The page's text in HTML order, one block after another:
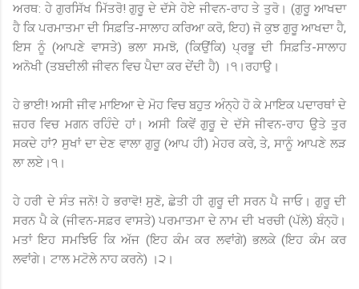
ਅਰਥ: ਹੇ ਗੁਰਸਿੱਖ ਮਿੱਤਰੋ! ਗੁਰੂ ਦੇ ਦੱਸੇ ਹੋਏ ਜੀਵਨ-ਰਾਹ ਤੇ ਤੁਰੋ। (ਗੁਰੂ ਆਖਦਾ
ਹੈ ਕਿ ਪਰਮਾਤਮਾ ਦੀ ਸਿਫ਼ਤਿ-ਸਾਲਾਹ ਕਰਿਆ ਕਰੋ, ਇਹ) ਜੋ ਕੁਝ ਗੁਰੂ ਆਖਦਾ ਹੈ,
ਇਸ ਨੂੰ (ਆਪਣੇ ਵਾਸਤੇ) ਭਲਾ ਸਮਝੋ, (ਕਿਉਂਕਿ) ਪ੍ਰਭੂ ਦੀ ਸਿਫ਼ਤਿ-ਸਾਲਾਹ
ਅਨੋਖੀ (ਤਬਦੀਲੀ ਜੀਵਨ ਵਿਚ ਪੈਦਾ ਕਰ ਦੇਂਦੀ ਹੈ) ।੧।ਰਹਾਉ।
ਹੇ ਭਾਈ! ਅਸੀ ਜੀਵ ਮਾਇਆ ਦੇ ਮੋਹ ਵਿਚ ਬਹੁਤ ਅੰਨ੍ਹੇ ਹੋ ਕੇ ਮਾਇਕ ਪਦਾਰਥਾਂ ਦੇ
ਜ਼ਹਰ ਵਿਚ ਮਗਨ ਰਹਿੰਦੇ ਹਾਂ। ਅਸੀ ਕਿਵੇਂ ਗੁਰੂ ਦੇ ਦੱਸੇ ਜੀਵਨ-ਰਾਹ ਉਤੇ ਤੁਰ
ਸਕਦੇ ਹਾਂ? ਸੁਖਾਂ ਦਾ ਦੇਣ ਵਾਲਾ ਗੁਰੂ (ਆਪ ਹੀ) ਮੇਹਰ ਕਰੇ, ਤੇ, ਸਾਨੂੰ ਆਪਣੇ ਲੜ
ਲਾ ਲਏ।੧।
ਹੇ ਹਰੀ ਦੇ ਸੰਤ ਜਨੋ! ਹੇ ਭਰਾਵੋ! ਸੁਣੋ, ਛੇਤੀ ਹੀ ਗੁਰੂ ਦੀ ਸਰਨ ਪੈ ਜਾਓ। ਗੁਰੂ ਦੀ
ਸਰਨ ਪੈ ਕੇ (ਜੀਵਨ-ਸਫ਼ਰ ਵਾਸਤੇ) ਪਰਮਾਤਮਾ ਦੇ ਨਾਮ ਦੀ ਖਰਚੀ (ਪੱਲੇ) ਬੰਨ੍ਹੋ।
ਮਤਾਂ ਇਹ ਸਮਝਿਓ ਕਿ ਅੱਜ (ਇਹ ਕੰਮ ਕਰ ਲਵਾਂਗੇ) ਭਲਕੇ (ਇਹ ਕੰਮ ਕਰ
ਲਵਾਂਗੇ। ਟਾਲ ਮਟੋਲੇ ਨਾਹ ਕਰਨੇ) ।੨।